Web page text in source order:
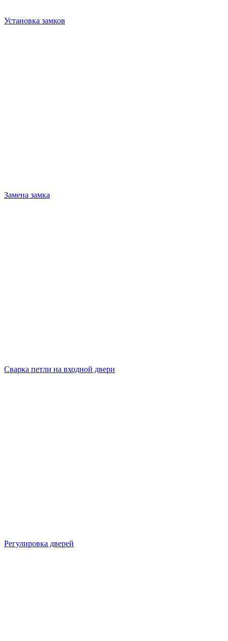
Установка замков
Замена замка
Сварка петли на входной двери
Регулировка дверей